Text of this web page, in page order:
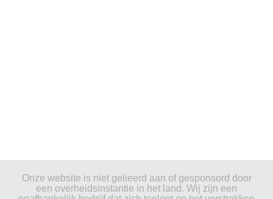
Onze website is niet gelieerd aan of gesponsord door
een overheidsinstantie in het land. Wij zijn een